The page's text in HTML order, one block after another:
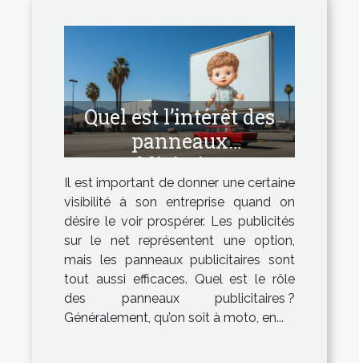
Quel est l’intérêt des
panneaux
publicitaires ?
Il est important de donner une certaine
visibilité à son entreprise quand on
désire le voir prospérer. Les publicités
sur le net représentent une option,
mais les panneaux publicitaires sont
tout aussi efficaces. Quel est le rôle
des panneaux publicitaires ?
Généralement, qu’on soit à moto, en...